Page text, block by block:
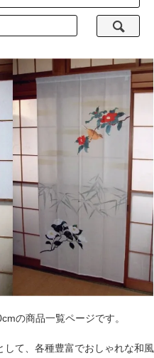
の商品一覧ページです。
て、各種豊富でおしゃれな和風